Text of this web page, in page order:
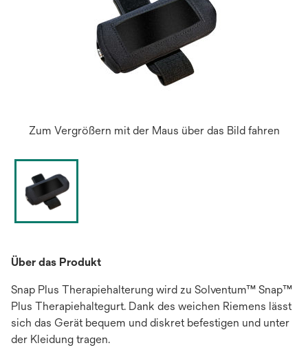
Zum Vergrößern mit der Maus über das Bild fahren
Über das Produkt
Snap Plus Therapiehalterung wird zu Solventum™ Snap™
Plus Therapiehaltegurt. Dank des weichen Riemens lässt
sich das Gerät bequem und diskret befestigen und unter
der Kleidung tragen.